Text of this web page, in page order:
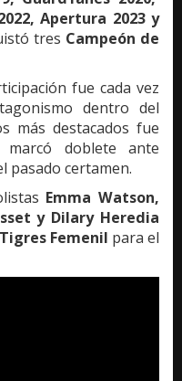
Apertura 2023 y
tres Campeón de
fue cada vez
dentro del
más destacados fue
doblete ante
pasado certamen.
Emma Watson,
y Dilary Heredia
Tigres Femenil para el